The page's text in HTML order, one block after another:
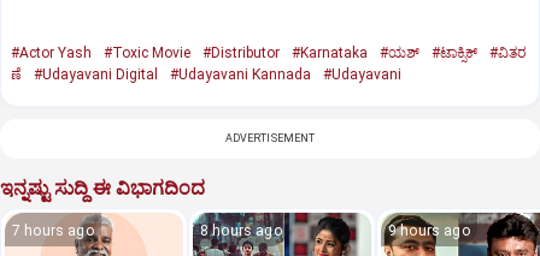
#Actor Yash #Toxic Movie #Distributor #Karnataka #ಯಶ್‌ #ಟಾಕ್ಸಿಕ್‌
#ವಿತರ
ಣೆ
#Udayavani Digital #Udayavani Kannada #Udayavani
ADVERTISEMENT
ಇನ್ನಷ್ಟು ಸುದ್ದಿ ಈ ವಿಭಾಗದಿಂದ
7 hours ago 8 hours ago 9 hours ago